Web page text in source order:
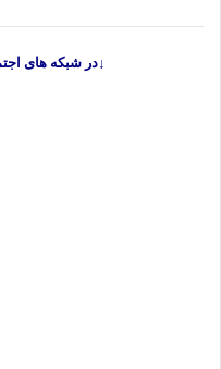
↓در شبکه های